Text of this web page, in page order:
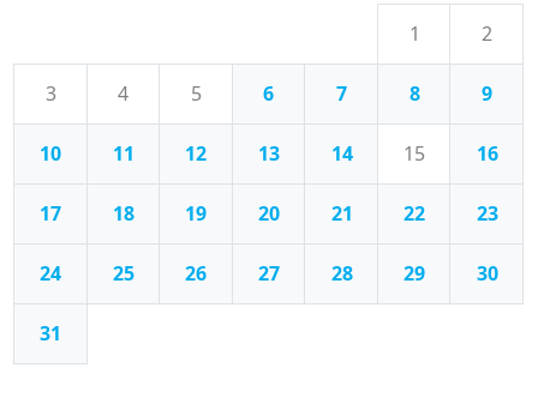
1 2
3 4 5 6 7 8 9
10 11 12 13 14 15 16
17 18 19 20 21 22 23
24 25 26 27 28 29 30
31